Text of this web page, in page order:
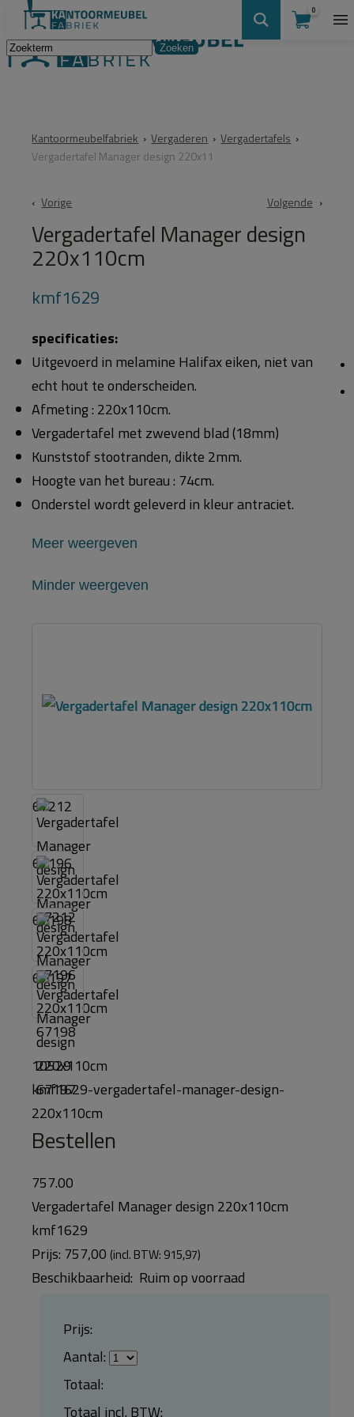
0
Kantoormeubelfabriek › Vergaderen › Vergadertafels ›
Vergadertafel Manager design 220x11
Vorige Volgende
Vergadertafel Manager design
220x110cm
kmf1629
specificaties:
Uitgevoerd in melamine Halifax eiken, niet van
echt hout te onderscheiden.
Afmeting : 220x110cm.
Vergadertafel met zwevend blad (18mm)
Kunststof stootranden, dikte 2mm.
Hoogte van het bureau : 74cm.
Onderstel wordt geleverd in kleur antraciet.
Meer weergeven
Minder weergeven
67212
67196
67198
67197
10529
kmf1629-vergadertafel-manager-design-
220x110cm
Bestellen
757.00
Vergadertafel Manager design 220x110cm
kmf1629
Prijs: 757,00 (incl. BTW: 915,97)
Beschikbaarheid: Ruim op voorraad
Prijs:
Aantal:
Totaal:
Totaal incl. BTW: